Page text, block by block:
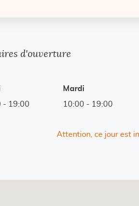
d'ouverture
- 19:00
Mardi
10:00 - 19:00
Attention, ce jour est